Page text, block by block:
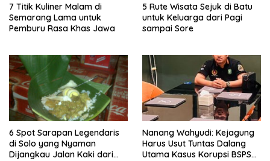
7 Titik Kuliner Malam di
Semarang Lama untuk
Pemburu Rasa Khas Jawa
5 Rute Wisata Sejuk di Batu
untuk Keluarga dari Pagi
sampai Sore
6 Spot Sarapan Legendaris
di Solo yang Nyaman
Dijangkau Jalan Kaki dari
Nanang Wahyudi: Kejagung
Harus Usut Tuntas Dalang
Utama Kasus Korupsi BSPS